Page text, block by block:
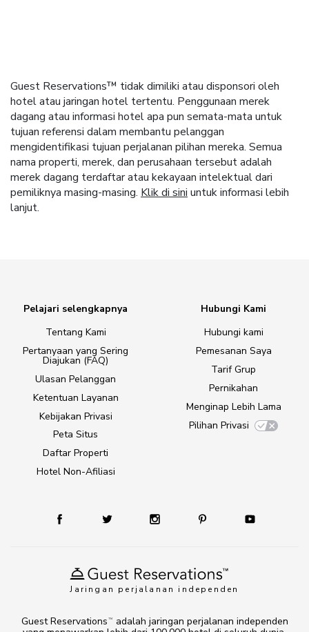
Guest Reservations™ tidak dimiliki atau disponsori oleh
hotel atau jaringan hotel tertentu. Penggunaan merek
dagang atau informasi hotel apa pun semata-mata untuk
tujuan referensi dalam membantu pelanggan
mengidentifikasi tujuan perjalanan pilihan mereka. Semua
nama properti, merek, dan perusahaan tersebut adalah
merek dagang terdaftar atau kekayaan intelektual dari
pemiliknya masing-masing. Klik di sini untuk informasi lebih
lanjut.
Jaringan perjalanan independen
Pelajari selengkapnya
Tentang Kami
Pertanyaan yang Sering
Diajukan (FAQ)
Ulasan Pelanggan
Ketentuan Layanan
Kebijakan Privasi
Peta Situs
Daftar Properti
Hotel Non-Afiliasi
Hubungi Kami
Hubungi kami
Pemesanan Saya
Tarif Grup
Pernikahan
Menginap Lebih Lama
Pilihan Privasi
Guest Reservations TM
adalah jaringan perjalanan independen